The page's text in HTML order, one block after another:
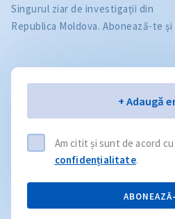
Singurul ziar de investigații din
Republica Moldova. Abonează-te
+ Adaugă
Am citit și sunt de acord cu
confidențialitate.